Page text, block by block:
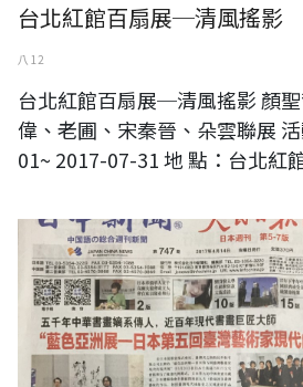
台北紅館百扇展─清風搖影
八 12
台北紅館百扇展─清風搖影 顏
偉、老圃、宋秦晉、朵雲聯展
01~ 2017-07-31 地 點：台北紅
接受日本人民日報海外版頭版專訪